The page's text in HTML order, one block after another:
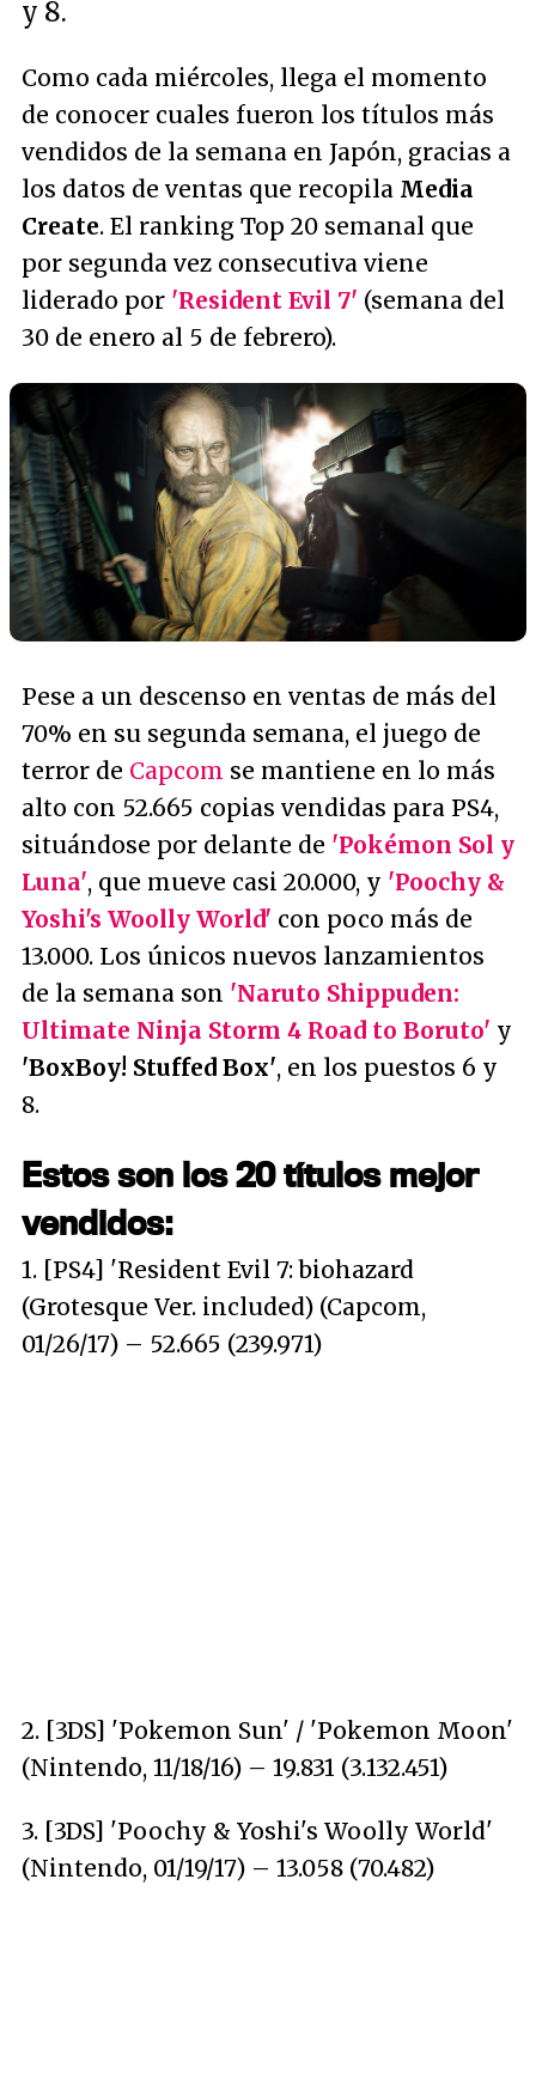
y 8.
Como cada miércoles, llega el momento
de conocer cuales fueron los títulos más
vendidos de la semana en Japón, gracias a
los datos de ventas que recopila Media
Create. El ranking Top 20 semanal que
por segunda vez consecutiva viene
liderado por 'Resident Evil 7' (semana del
30 de enero al 5 de febrero).
Pese a un descenso en ventas de más del
70% en su segunda semana, el juego de
terror de Capcom se mantiene en lo más
alto con 52.665 copias vendidas para PS4,
situándose por delante de 'Pokémon Sol y
Luna', que mueve casi 20.000, y 'Poochy &
Yoshi's Woolly World' con poco más de
13.000. Los únicos nuevos lanzamientos
de la semana son 'Naruto Shippuden:
Ultimate Ninja Storm 4 Road to Boruto' y
'BoxBoy! Stuffed Box', en los puestos 6 y
8.
Estos son los 20 títulos mejor
vendidos:
1. [PS4] 'Resident Evil 7: biohazard
(Grotesque Ver. included) (Capcom,
01/26/17) – 52.665 (239.971)
2. [3DS] 'Pokemon Sun' / 'Pokemon Moon'
(Nintendo, 11/18/16) – 19.831 (3.132.451)
3. [3DS] 'Poochy & Yoshi's Woolly World'
(Nintendo, 01/19/17) – 13.058 (70.482)